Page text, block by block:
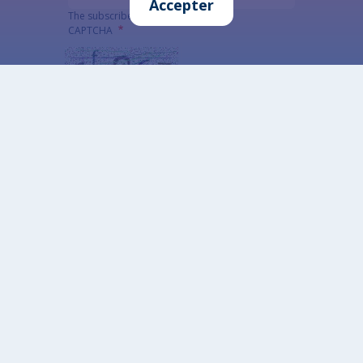
The subscriber's email address.
CAPTCHA
Accepter